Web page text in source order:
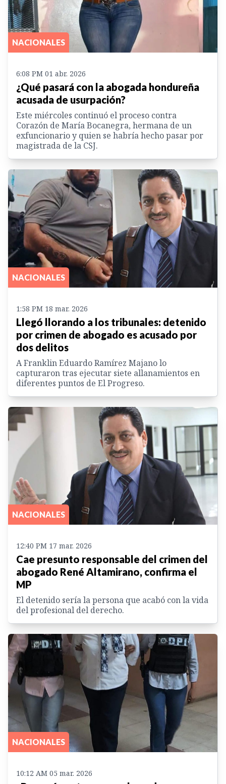
NACIONALES
6:08 PM 01 abr. 2026
¿Qué pasará con la abogada hondureña
acusada de usurpación?
Este miércoles continuó el proceso contra
Corazón de María Bocanegra, hermana de un
exfuncionario y quien se habría hecho pasar por
magistrada de la CSJ.
NACIONALES
1:58 PM 18 mar. 2026
Llegó llorando a los tribunales: detenido
por crimen de abogado es acusado por
dos delitos
A Franklin Eduardo Ramírez Majano lo
capturaron tras ejecutar siete allanamientos en
diferentes puntos de El Progreso.
NACIONALES
12:40 PM 17 mar. 2026
Cae presunto responsable del crimen del
abogado René Altamirano, confirma el
MP
El detenido sería la persona que acabó con la vida
del profesional del derecho.
NACIONALES
10:12 AM 05 mar. 2026